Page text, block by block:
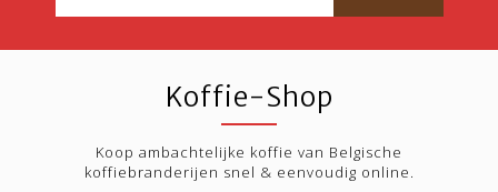
Koffie-Shop
Koop ambachtelijke koffie van Belgische
koffiebranderijen snel & eenvoudig online.